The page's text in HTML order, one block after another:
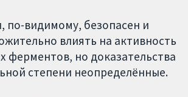
по-видимому, безопасен и
влиять на активность
ферментов, но доказательства
степени неопределённые.